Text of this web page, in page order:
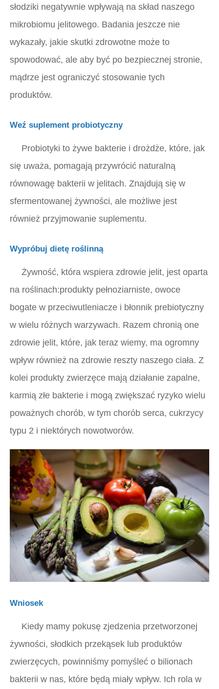
słodziki negatywnie wpływają na skład naszego
mikrobiomu jelitowego. Badania jeszcze nie
wykazały, jakie skutki zdrowotne może to
spowodować, ale aby być po bezpiecznej stronie,
mądrze jest ograniczyć stosowanie tych
produktów.
Weź suplement probiotyczny
Probiotyki to żywe bakterie i drożdże, które, jak
się uważa, pomagają przywrócić naturalną
równowagę bakterii w jelitach. Znajdują się w
sfermentowanej żywności, ale możliwe jest
również przyjmowanie suplementu.
Wypróbuj dietę roślinną
Żywność, która wspiera zdrowie jelit, jest oparta
na roślinach:produkty pełnoziarniste, owoce
bogate w przeciwutleniacze i błonnik prebiotyczny
w wielu różnych warzywach. Razem chronią one
zdrowie jelit, które, jak teraz wiemy, ma ogromny
wpływ również na zdrowie reszty naszego ciała. Z
kolei produkty zwierzęce mają działanie zapalne,
karmią złe bakterie i mogą zwiększać ryzyko wielu
poważnych chorób, w tym chorób serca, cukrzycy
typu 2 i niektórych nowotworów.
Wniosek
Kiedy mamy pokusę zjedzenia przetworzonej
żywności, słodkich przekąsek lub produktów
zwierzęcych, powinniśmy pomyśleć o bilionach
bakterii w nas, które będą miały wpływ. Ich rola w